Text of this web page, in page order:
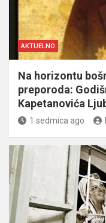
AKTUELNO
Na horizontu
preporoda:
Kapetanovića
1 sedmica ago